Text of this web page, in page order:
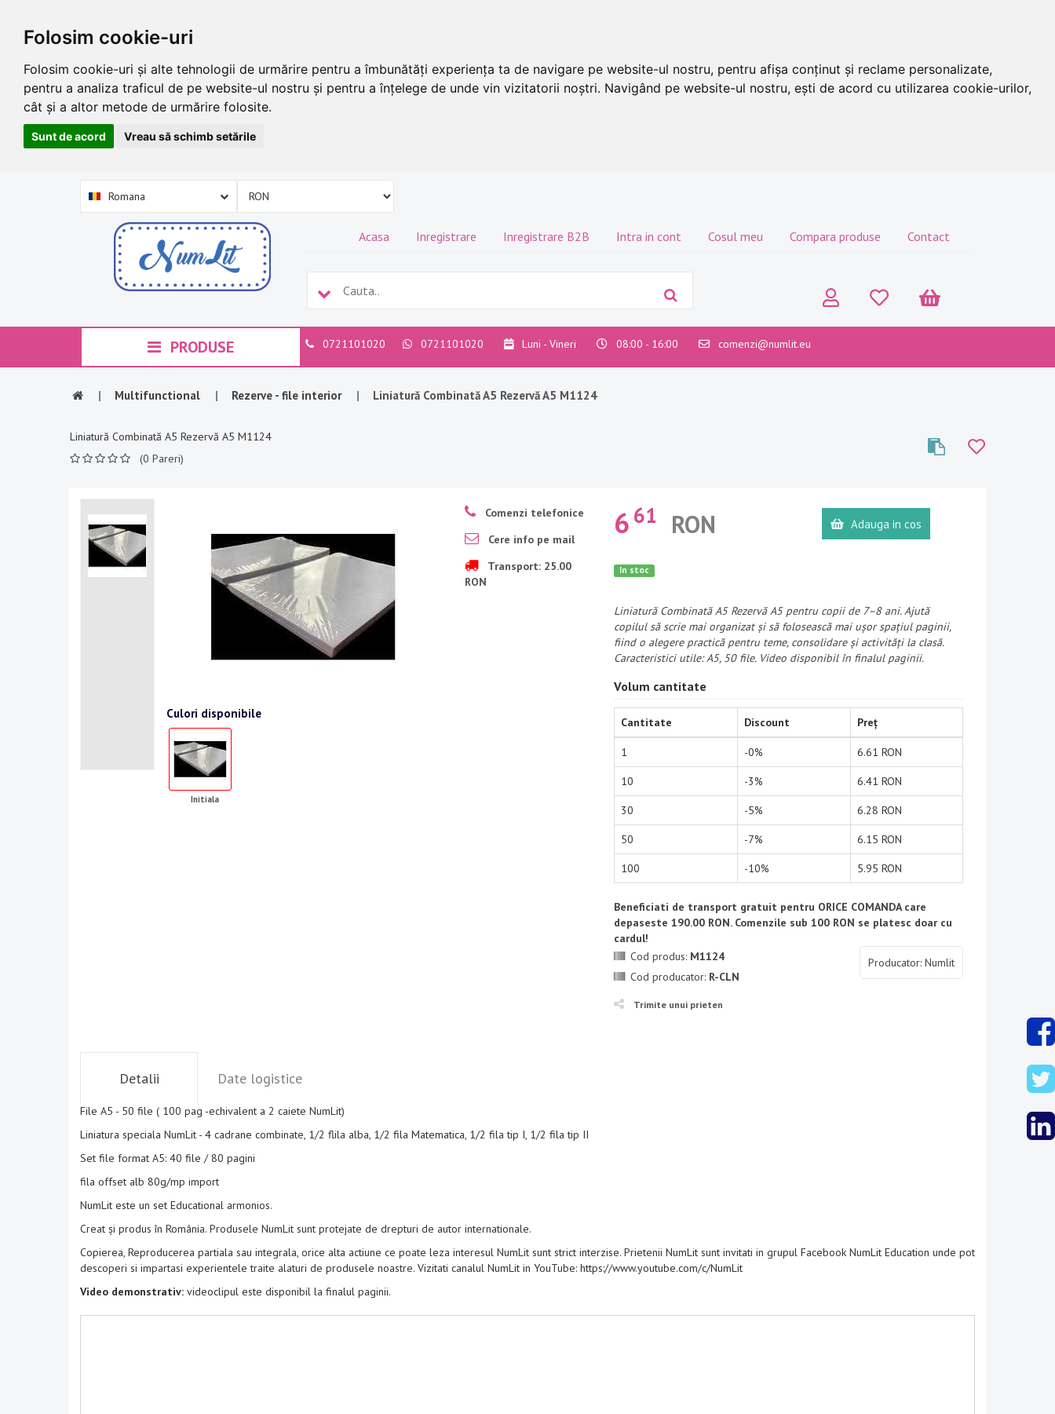
Folosim cookie-uri
Folosim cookie-uri și alte tehnologii de urmărire pentru a îmbunătăți experiența ta de navigare pe website-ul nostru, pentru afișa conținut și reclame personalizate,
pentru a analiza traficul de pe website-ul nostru și pentru a înțelege de unde vin vizitatorii noștri. Navigând pe website-ul nostru, ești de acord cu utilizarea cookie-urilor,
cât și a altor metode de urmărire folosite.
Sunt de acord Vreau să schimb setările
Romana
Acasa Inregistrare Inregistrare B2B Intra in cont Cosul meu Compara produse Contact
PRODUSE 0721101020 0721101020 Luni - Vineri 08:00 - 16:00 comenzi@numlit.eu
| Multifunctional | Rezerve - file interior | Liniatură Combinată A5 Rezervă A5 M1124
Liniatură Combinată A5 Rezervă A5 M1124
(0 Pareri)
Culori disponibile
Initiala
Comenzi telefonice
Cere info pe mail
Transport: 25.00
RON
6 61 RON Adauga in cos
In stoc
Liniatură Combinată A5 Rezervă A5 pentru copii de 7–8 ani. Ajută
copilul să scrie mai organizat și să folosească mai ușor spațiul paginii,
fiind o alegere practică pentru teme, consolidare și activități la clasă.
Caracteristici utile: A5, 50 file. Video disponibil în finalul paginii.
Volum cantitate
Cantitate Discount Preț
1 -0% 6.61 RON
10 -3% 6.41 RON
30 -5% 6.28 RON
50 -7% 6.15 RON
100 -10% 5.95 RON
Beneficiati de transport gratuit pentru ORICE COMANDA care
depaseste 190.00 RON. Comenzile sub 100 RON se platesc doar cu
cardul!
Producator: Numlit
Cod produs: M1124
Cod producator: R-CLN
Trimite unui prieten
Detalii Date logistice
File A5 - 50 file ( 100 pag -echivalent a 2 caiete NumLit)
Liniatura speciala NumLit - 4 cadrane combinate, 1/2 flila alba, 1/2 fila Matematica, 1/2 fila tip I, 1/2 fila tip II
Set file format A5: 40 file / 80 pagini
fila offset alb 80g/mp import
NumLit este un set Educational armonios.
Creat și produs în România. Produsele NumLit sunt protejate de drepturi de autor internationale.
Copierea, Reproducerea partiala sau integrala, orice alta actiune ce poate leza interesul NumLit sunt strict interzise. Prietenii NumLit sunt invitati in grupul Facebook NumLit Education unde pot
descoperi si impartasi experientele traite alaturi de produsele noastre. Vizitati canalul NumLit in YouTube: https://www.youtube.com/c/NumLit
Video demonstrativ: videoclipul este disponibil la finalul paginii.